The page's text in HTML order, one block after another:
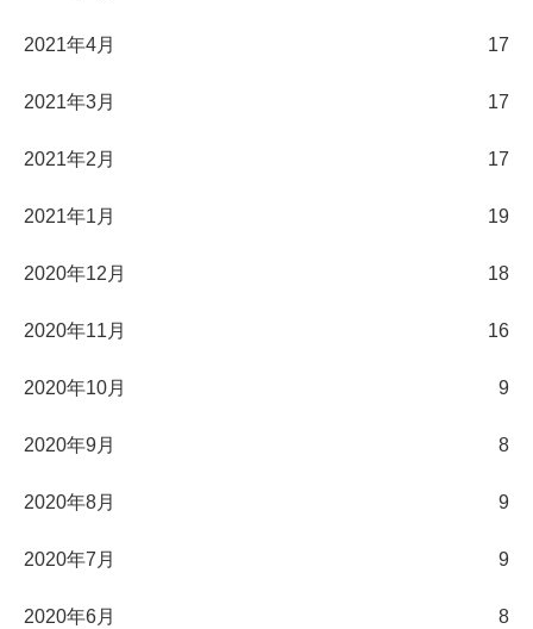
2021年4月 17
2021年3月 17
2021年2月 17
2021年1月 19
2020年12月 18
2020年11月 16
2020年10月 9
2020年9月 8
2020年8月 9
2020年7月 9
2020年6月 8